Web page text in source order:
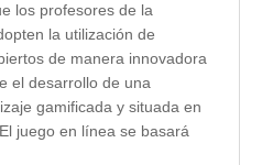
los profesores de la
la utilización de
de manera innovadora
el desarrollo de una
gamificada y situada en
juego en línea se basará